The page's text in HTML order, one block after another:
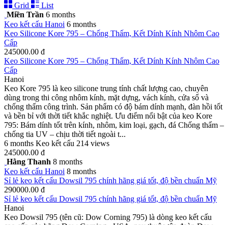
Grid
List
Miền Trần 6 months
Keo kết cấu Hanoi 6 months
Keo Silicone Kore 795 – Chống Thấm, Kết Dính Kính Nhôm Cao
Cấp
245000.00 đ
Keo Silicone Kore 795 – Chống Thấm, Kết Dính Kính Nhôm Cao
Cấp
Hanoi
Keo Kore 795 là keo silicone trung tính chất lượng cao, chuyên
dùng trong thi công nhôm kính, mặt dựng, vách kính, cửa sổ và
chống thấm công trình. Sản phẩm có độ bám dính mạnh, đàn hồi tốt
và bền bỉ với thời tiết khắc nghiệt. Ưu điểm nổi bật của keo Kore
795: Bám dính tốt trên kính, nhôm, kim loại, gạch, đá Chống thấm –
chống tia UV – chịu thời tiết ngoài t...
6 months Keo kết cấu 214 views
245000.00 đ
Hằng Thanh 8 months
Keo kết cấu Hanoi 8 months
Sỉ lẻ keo kết cấu Dowsil 795 chính hãng giá tốt, độ bền chuẩn Mỹ
290000.00 đ
Sỉ lẻ keo kết cấu Dowsil 795 chính hãng giá tốt, độ bền chuẩn Mỹ
Hanoi
Keo Dowsil 795 (tên cũ: Dow Corning 795) là dòng keo kết cấu